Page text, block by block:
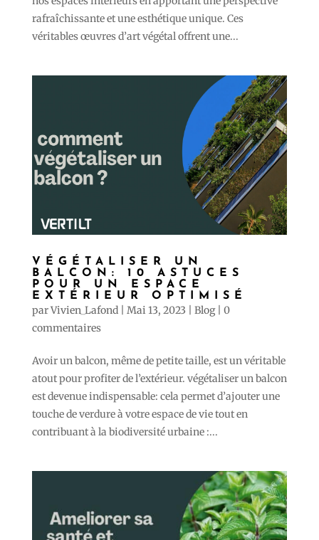
rafraîchissante et une esthétique unique. Ces
véritables œuvres d’art végétal offrent une...
VÉGÉTALISER UN
BALCON: 10 ASTUCES
POUR UN ESPACE
EXTÉRIEUR OPTIMISÉ
parVivien_Lafond| Mai 13, 2023 Blog| 0
commentaires
Avoir un balcon, même de petite taille, est un véritable
atout pour profiter de l’extérieur. végétaliser un balcon
est devenue indispensable: cela permet d’ajouter une
touche de verdure à votre espace de vie tout en
contribuant à la biodiversité urbaine :...